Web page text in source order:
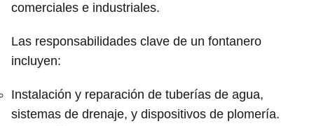
comerciales e industriales.
Las responsabilidades clave de un fontanero
incluyen:
Instalación y reparación de tuberías de agua,
sistemas de drenaje, y dispositivos de plomería.